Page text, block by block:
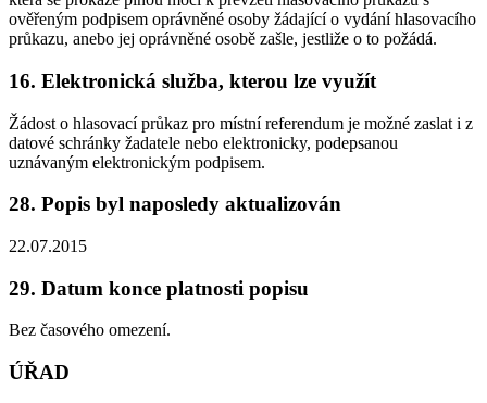
ověřeným podpisem oprávněné osoby žádající o vydání hlasovacího
průkazu, anebo jej oprávněné osobě zašle, jestliže o to požádá.
16. Elektronická služba, kterou lze využít
Žádost o hlasovací průkaz pro místní referendum je možné zaslat i z
datové schránky žadatele nebo elektronicky, podepsanou
uznávaným elektronickým podpisem.
28. Popis byl naposledy aktualizován
22.07.2015
29. Datum konce platnosti popisu
Bez časového omezení.
ÚŘAD